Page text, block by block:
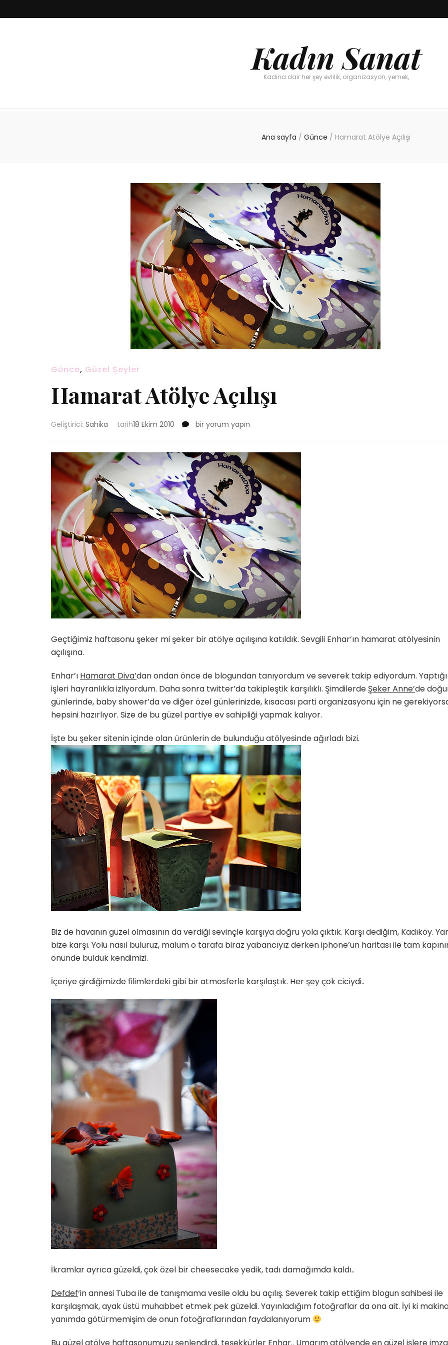
Kadın Sanat
Kadına dair her şey evlilik, organizasyon, yemek,
Ana sayfa / Günce / Hamarat Atölye Açılışı
Günce, Güzel Şeyler
Hamarat Atölye Açılışı
Geliştirici: Sahika tarih18 Ekim 2010
Hamarat
için
bir yorum yapın
Geçtiğimiz haftasonu şeker mi şeker bir atölye açılışına katıldık. Sevgili Enhar’ın hamarat atölyesinin
açılışına.
Enhar’ı Hamarat Diva’dan ondan önce de blogundan tanıyordum ve severek takip ediyordum. Yaptığı
işleri hayranlıkla izliyordum. Daha sonra twitter’da takipleştik karşılıklı. Şimdilerde Şeker Anne’de
günlerinde, baby shower’da ve diğer özel günlerinizde, kısacası parti organizasyonu için ne
hepsini hazırlıyor. Size de bu güzel partiye ev sahipliği yapmak kalıyor.
İşte bu şeker sitenin içinde olan ürünlerin de bulunduğu atölyesinde ağırladı bizi.
Biz de havanın güzel olmasının da verdiği sevinçle karşıya doğru yola çıktık. Karşı dediğim, Kadıköy.
bize karşı. Yolu nasıl buluruz, malum o tarafa biraz yabancıyız derken iphone’un haritası ile tam
önünde bulduk kendimizi.
İçeriye girdiğimizde filimlerdeki gibi bir atmosferle karşılaştık. Her şey çok ciciydi..
İkramlar ayrıca güzeldi, çok özel bir cheesecake yedik, tadı damağımda kaldı..
Defdef‘in annesi Tuba ile de tanışmama vesile oldu bu açılış. Severek takip ettiğim blogun sahibesi ile
karşılaşmak, ayak üstü muhabbet etmek pek güzeldi. Yayınladığım fotoğraflar da ona ait. İyi ki
yanımda götürmemişim de onun fotoğraflarından faydalanıyorum